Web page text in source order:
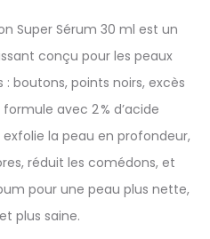
Super Sérum 30 ml est un
conçu pour les peaux
boutons, points noirs, excès
avec 2 % d’acide
la peau en profondeur,
réduit les comédons, et
pour une peau plus nette,
plus saine.